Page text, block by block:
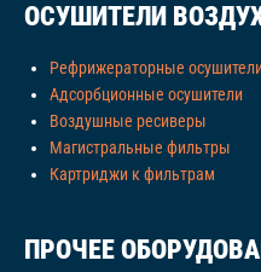
ОСУШИТЕЛИ
Рефрижераторные
Адсорбционные осушители
Воздушные ресиверы
Магистральные фильтры
Картриджи к фильтрам
ПРОЧЕЕ